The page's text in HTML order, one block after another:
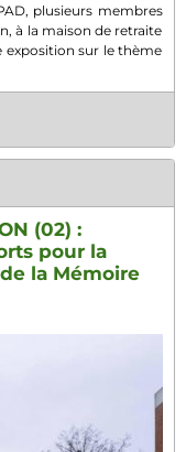
plusieurs membres
à la maison de retraite
sur le thème
(02) :
pour la
la Mémoire